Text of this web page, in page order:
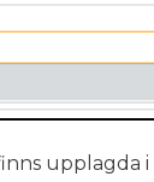
upplagda